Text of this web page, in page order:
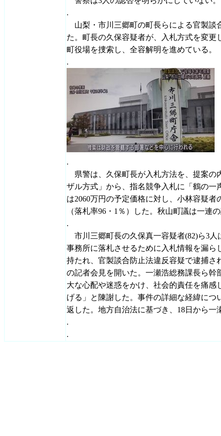
.
山梨・市川三郷町の町長らによる官製談
た。町長の久保容疑者が、入札方式を変更
町役場を捜索し、全容解明を進めている。
.
.
県警は、久保町長が入札方法を、提案の
ザル方式」から、指名競争入札に「鶴の一
は2060万円の予定価格に対し、小林容疑者
（落札率96・1％）した。秋山町議は一連
.
市川三郷町長の久保真一容疑者(82)ら3人
事務所に落札させるために入札情報を漏ら
持たれ、官製談合防止法違反容疑で逮捕さ
の記者会見を開いた。一瀬浩総務課長ら幹
大な心配や迷惑をかけ、社会的責任を痛感
げる」と陳謝した。事件の詳細な経緯につ
返した。地方自治法に基づき、18日から
.
.